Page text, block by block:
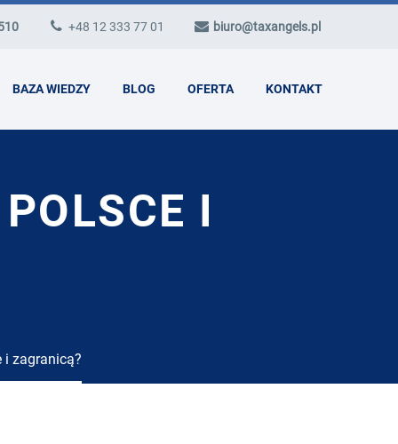
+48 12 333 77 01 biuro@taxangels.pl
BAZA WIEDZY BLOG OFERTA KONTAKT
I
i zagranicą?